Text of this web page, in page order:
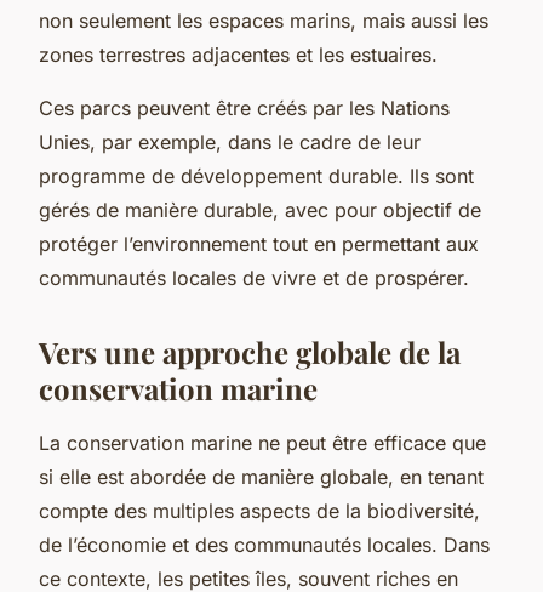
non seulement les espaces marins, mais aussi les
zones terrestres adjacentes et les estuaires.
Ces parcs peuvent être créés par les Nations
Unies, par exemple, dans le cadre de leur
programme de développement durable. Ils sont
gérés de manière durable, avec pour objectif de
protéger l’environnement tout en permettant aux
communautés locales de vivre et de prospérer.
Vers une approche globale de la
conservation marine
La conservation marine ne peut être efficace que
si elle est abordée de manière globale, en tenant
compte des multiples aspects de la biodiversité,
de l’économie et des communautés locales. Dans
ce contexte, les petites îles, souvent riches en